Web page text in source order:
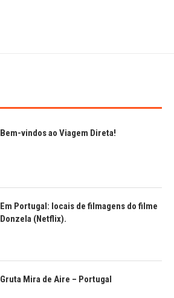
Bem-vindos ao Viagem Direta!
Em Portugal: locais de filmagens do filme
Donzela (Netflix).
Gruta Mira de Aire – Portugal